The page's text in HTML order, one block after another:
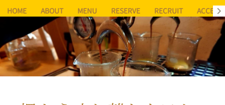
HOME ABOUT MENU RESERVE RECRUIT ACCESS